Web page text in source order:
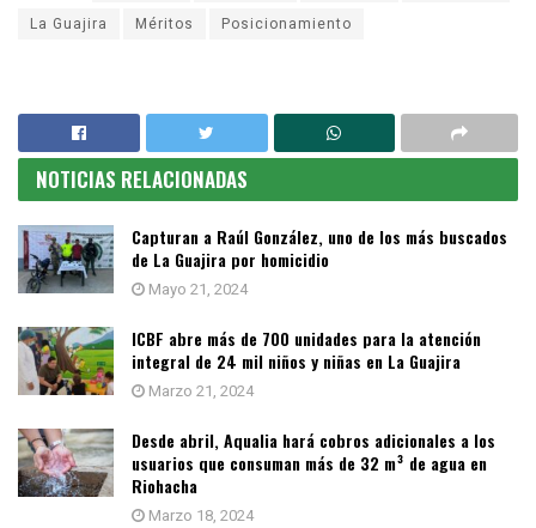
La Guajira
Méritos Posicionamiento
NOTICIAS RELACIONADAS
Capturan a Raúl González, uno de los más buscados
de La Guajira por homicidio
Mayo 21, 2024
ICBF abre más de 700 unidades para la atención
integral de 24 mil niños y niñas en La Guajira
Marzo 21, 2024
Desde abril, Aqualia hará cobros adicionales a los
usuarios que consuman más de 32 m³ de agua en
Riohacha
Marzo 18, 2024